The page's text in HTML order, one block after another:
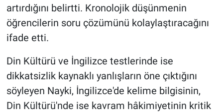
artırdığını belirtti. Kronolojik düşünmenin
öğrencilerin soru çözümünü kolaylaştıracağını
ifade etti.
Din Kültürü ve İngilizce testlerinde ise
dikkatsizlik kaynaklı yanlışların öne çıktığını
söyleyen Nayki, İngilizce'de kelime bilgisinin,
Din Kültürü'nde ise kavram hâkimiyetinin kritik